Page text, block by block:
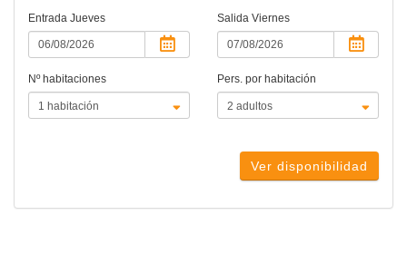
Entrada Jueves Salida Viernes
Nº habitaciones Pers. por habitación
Ver disponibilidad